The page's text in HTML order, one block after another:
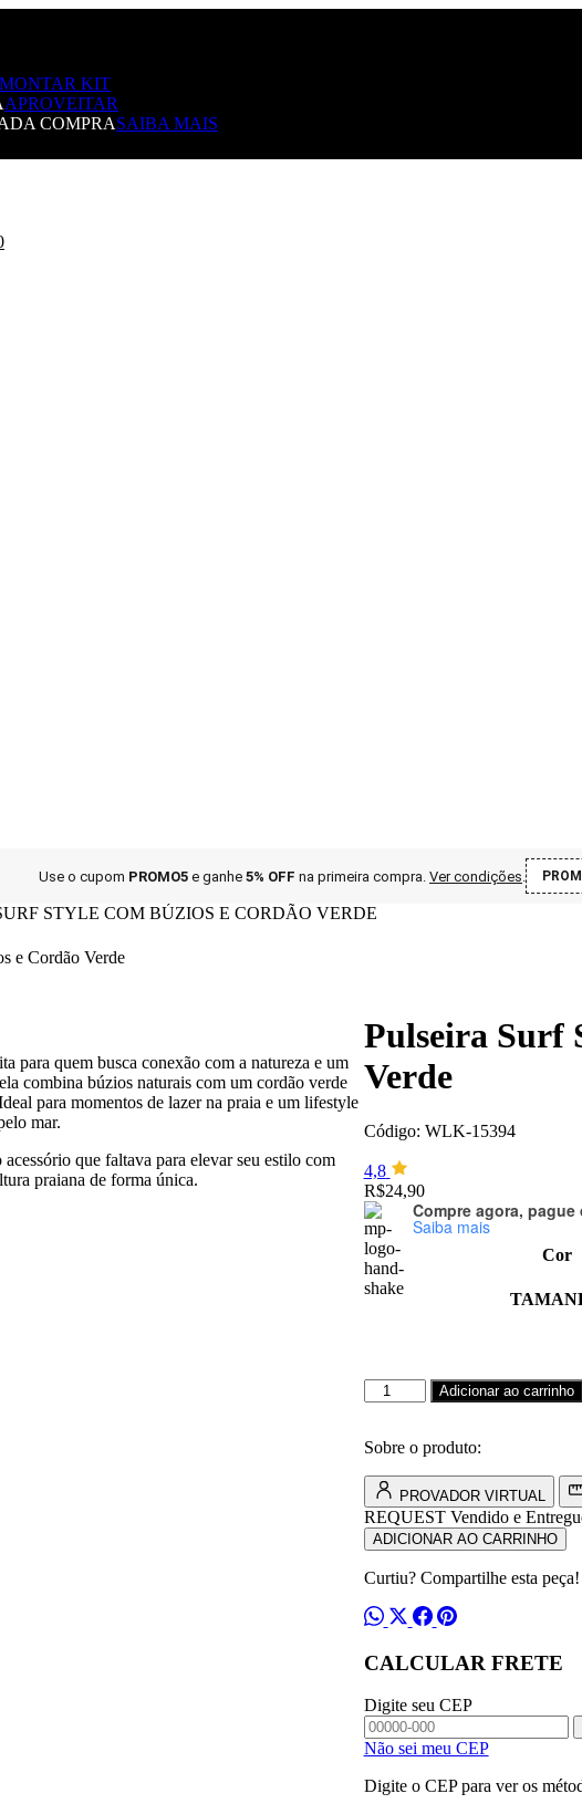
MONTAR KIT
APROVEITAR
COMPRASAIBA MAIS
Use o cupom PROMO5 e ganhe 5% OFF na primeira compra Ver condições
STYLE COM BÚZIOS E CORDÃO VERDE
Pulseira Surf
Verde
Código: WLK-15394
4,8
R$24,90
Compre agora, pague
Saiba mais
Cor
Pulseira
Surf
com
Cordão
Verde
quantidade
Adicionar ao carrinho
Sobre o produto:
PROVADOR VIRTUAL
REQUEST Vendido e
ADICIONAR AO CARRINHO
Curtiu? Compartilhe esta peça!
CALCULAR FRETE
Digite seu CEP
Não sei meu CEP
Digite o CEP para ver os
para quem busca conexão com a natureza e um
combina búzios naturais com um cordão verde
para momentos de lazer na praia e um lifestyle
mar.
que faltava para elevar seu estilo com
praiana de forma única.